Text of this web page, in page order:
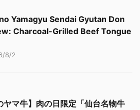
Yamagyu Sendai Gyutan Don
Charcoal-Grilled Beef Tongue
8/2
ヤマ牛】肉の日限定「仙台名物牛